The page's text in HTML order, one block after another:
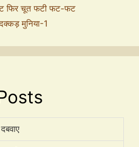
फिर चूत फटी फट-फट
मुनिया-1